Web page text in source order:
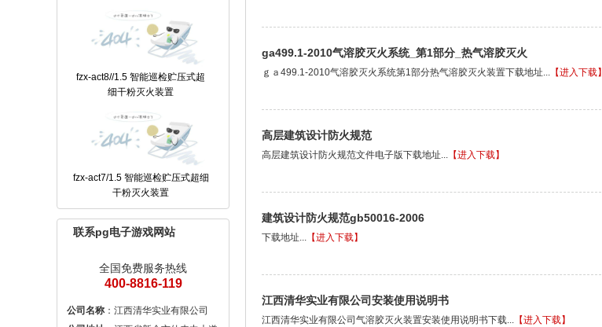
fzx-act8//1.5 智能巡检贮压式超
细干粉灭火装置
fzx-act7/1.5 智能巡检贮压式超细
干粉灭火装置
联系pg电子游戏网站
全国免费服务热线
400-8816-119
公司名称
ga499.1-2010气溶胶灭火系统_第1部分_热气溶胶灭火
ｇａ499.1-2010气溶胶灭火系统第1部分热气溶胶灭火装置下载地址... 【进入下载】
高层建筑设计防火规范
高层建筑设计防火规范文件电子版下载地址... 【进入下载】
建筑设计防火规范gb50016-2006
下载地址... 【进入下载】
江西清华实业有限公司安装使用说明书
江西清华实业有限公司气溶胶灭火装置安装使用说明书下载... 【进入下载】